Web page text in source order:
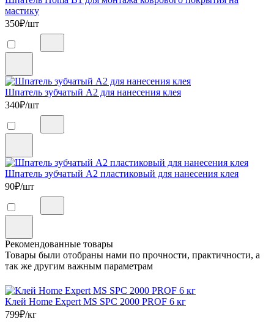
мастику
350₽/шт
Шпатель зубчатый А2 для нанесения клея
340₽/шт
Шпатель зубчатый А2 пластиковый для нанесения клея
90₽/шт
Рекомендованные товары
Товары были отобраны нами по прочности, практичности, а
так же другим важным параметрам
Клей Home Expert MS SPC 2000 PROF 6 кг
799₽/кг